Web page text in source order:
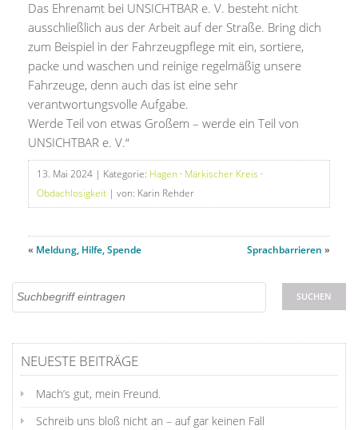
Das Ehrenamt bei UNSICHTBAR e. V. besteht nicht
ausschließlich aus der Arbeit auf der Straße. Bring dich
zum Beispiel in der Fahrzeugpflege mit ein, sortiere,
packe und waschen und reinige regelmäßig unsere
Fahrzeuge, denn auch das ist eine sehr
verantwortungsvolle Aufgabe.
Werde Teil von etwas Großem – werde ein Teil von
UNSICHTBAR e. V.“
13. Mai 2024 | Kategorie: Hagen · Märkischer Kreis ·
Obdachlosigkeit | von: Karin Rehder
« Meldung, Hilfe, Spende Sprachbarrieren »
NEUESTE BEITRÄGE
Mach’s gut, mein Freund.
Schreib uns bloß nicht an – auf gar keinen Fall